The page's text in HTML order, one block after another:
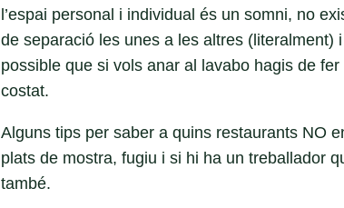
l’espai personal i individual és un somni, no
de separació les unes a les altres (literalment)
possible que si vols anar al lavabo hagis de
costat.
Alguns tips per saber a quins restaurants NO
plats de mostra, fugiu i si hi ha un treballador
també.